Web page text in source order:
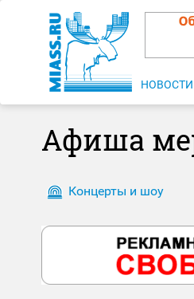
НОВОСТИ
Афиша
Концерты и шоу